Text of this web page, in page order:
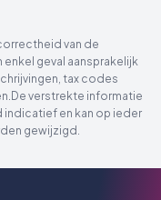
van de
enkel geval aansprakelijk
tax codes
verstrekte informatie
indicatief en kan op ieder
gewijzigd.